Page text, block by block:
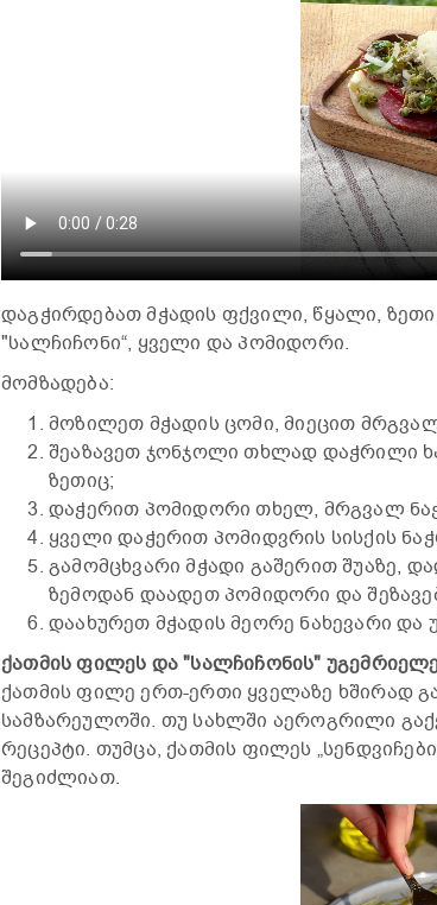
დაგჭირდებათ მჭადის ფქვილი, წყალი,
"სალჩიჩონი“, ყველი და პომიდორი.
მომზადება:
მოზილეთ მჭადის ცომი, მიეცით
შეაზავეთ ჯონჯოლი თხლად დაჭრილი
ზეთიც;
დაჭერით პომიდორი თხელ, მრგვალ
ყველი დაჭერით პომიდვრის სისქის
გამომცხვარი მჭადი გაშერით შუაზე,
ზემოდან დაადეთ პომიდორი და
დაახურეთ მჭადის მეორე ნახევარი და
ქათმის ფილეს და "სალჩიჩონის"
ქათმის ფილე ერთ-ერთი ყველაზე ხშირად
სამზარეულოში. თუ სახლში აეროგრილი
რეცეპტი. თუმცა, ქათმის ფილეს
შეგიძლიათ.